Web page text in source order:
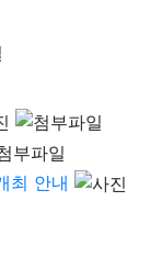
최 안내